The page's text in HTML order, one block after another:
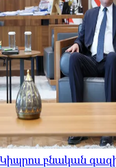
Կիպրոս բնական